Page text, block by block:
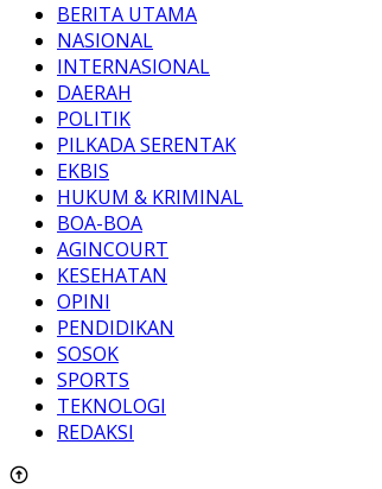
BERITA UTAMA
NASIONAL
INTERNASIONAL
DAERAH
POLITIK
PILKADA SERENTAK
EKBIS
HUKUM & KRIMINAL
BOA-BOA
AGINCOURT
KESEHATAN
OPINI
PENDIDIKAN
SOSOK
SPORTS
TEKNOLOGI
REDAKSI